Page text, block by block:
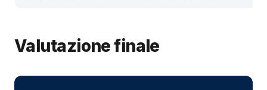
Valutazione finale